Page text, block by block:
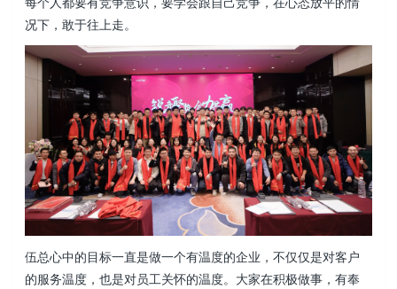
况下，敢于往上走。
伍总心中的目标一直是做一个有温度的企业，不仅仅是对客户
的服务温度，也是对员工关怀的温度。大家在积极做事，有奉